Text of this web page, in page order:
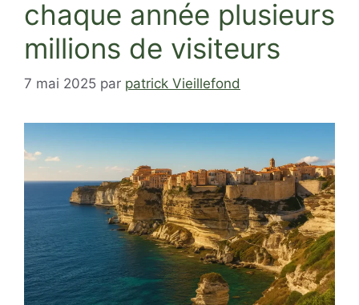
chaque année plusieurs
millions de visiteurs
7 mai 2025 par patrick Vieillefond